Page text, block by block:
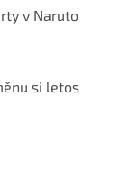
v Naruto
si letos